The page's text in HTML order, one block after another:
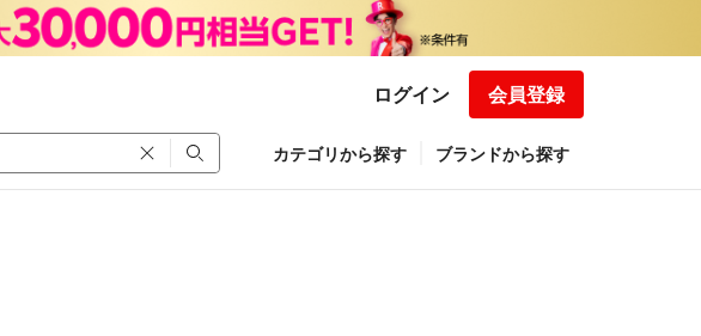
ログイン 会員登録
カテゴリから探す ブランドから探す